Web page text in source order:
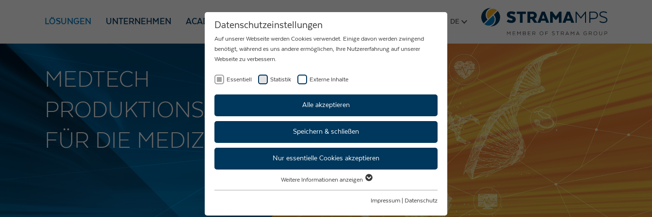
LÖSUNGEN UNTERNEHMEN ACADEMY KARRIERE NEWS
MEDTECH
PRODUKTIONSANLAGEN
FÜR DIE MEDIZINTECHNIK
Datenschutzeinstellungen
Auf unserer Webseite werden Cookies verwendet. Einige davon werden zwingend
benötigt, während es uns andere ermöglichen, Ihre Nutzererfahrung auf unserer
Webseite zu verbessern.
Essentiell Statistik Externe Inhalte
Alle akzeptieren
Speichern & schließen
Nur essentielle Cookies akzeptieren
Essentielle Cookies werden für grundlegende Funktionen der Webseite benötigt.
Weitere Informationen anzeigen
Impressum Datenschutz